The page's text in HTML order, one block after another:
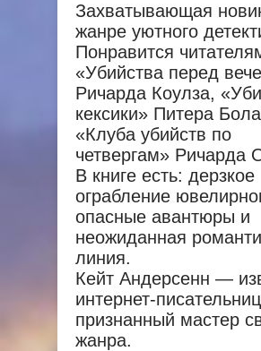
Захватывающая
жанре уютного
Понравится
«Убийства перед
Ричарда Коулза,
кексики» Питера
«Клуба убийств по
четвергам» Ричарда
В книге есть: дерзкое
ограбление
опасные авантюры и
неожиданная
линия.
Кейт Андерсенн —
интернет-
признанный мастер
жанра.